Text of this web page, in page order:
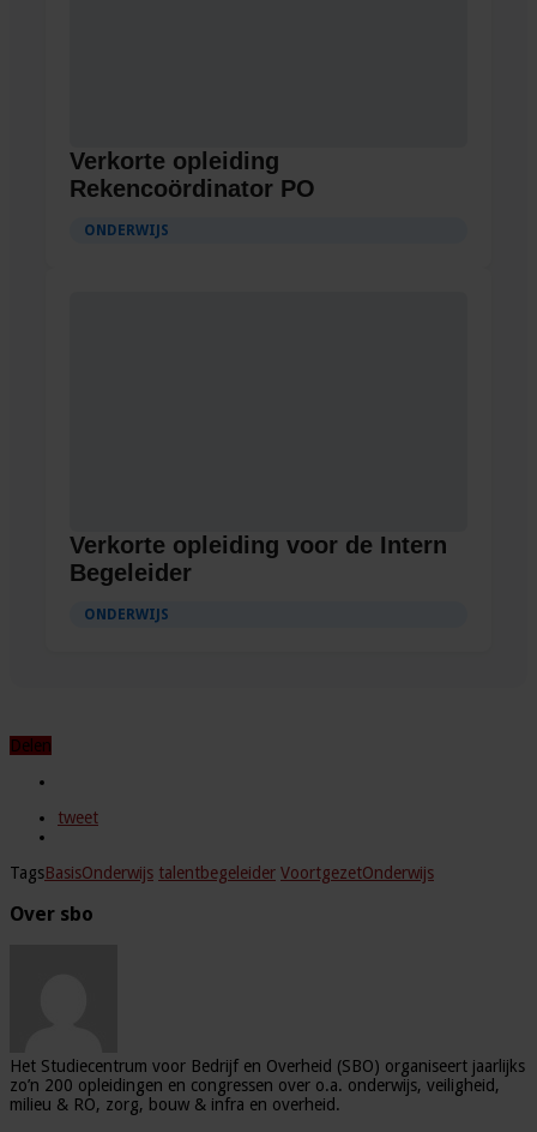
Verkorte opleiding
Rekencoördinator PO
ONDERWIJS
Verkorte opleiding voor de Intern
Begeleider
ONDERWIJS
Delen
tweet
TagsBasisOnderwijs talentbegeleider VoortgezetOnderwijs
Over sbo
Het Studiecentrum voor Bedrijf en Overheid (SBO) organiseert jaarlijks
zo’n 200 opleidingen en congressen over o.a. onderwijs, veiligheid,
milieu & RO, zorg, bouw & infra en overheid.